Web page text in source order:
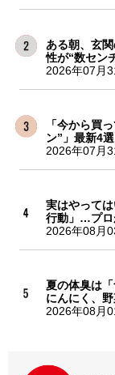
ある朝、玄
性が“数セン
2026年07月
「今から買
ン”」最新4
2026年07月
実はやって
行動」…プロ
2026年08月
夏の体臭は「
にんにく、
2026年08月